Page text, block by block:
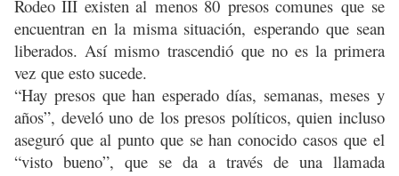
Rodeo III existen al menos 80 presos comunes que se
encuentran en la misma situación, esperando que sean
liberados. Así mismo trascendió que no es la primera
vez que esto sucede.
“Hay presos que han esperado días, semanas, meses y
años”, develó uno de los presos políticos, quien incluso
aseguró que al punto que se han conocido casos que el
“visto bueno”, que se da a través de una llamada